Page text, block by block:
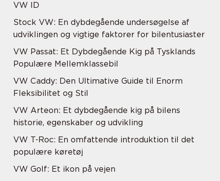
VW ID
Stock VW: En dybdegående undersøgelse af
udviklingen og vigtige faktorer for bilentusiaster
VW Passat: Et Dybdegående Kig på Tysklands
Populære Mellemklassebil
VW Caddy: Den Ultimative Guide til Enorm
Fleksibilitet og Stil
VW Arteon: Et dybdegående kig på bilens
historie, egenskaber og udvikling
VW T-Roc: En omfattende introduktion til det
populære køretøj
VW Golf: Et ikon på vejen